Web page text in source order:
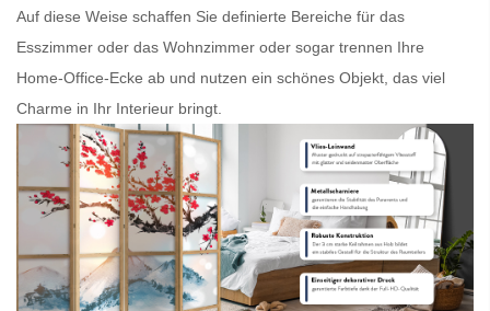
Auf diese Weise schaffen Sie definierte Bereiche für das
Esszimmer oder das Wohnzimmer oder sogar trennen Ihre
Home-Office-Ecke ab und nutzen ein schönes Objekt, das viel
Charme in Ihr Interieur bringt.